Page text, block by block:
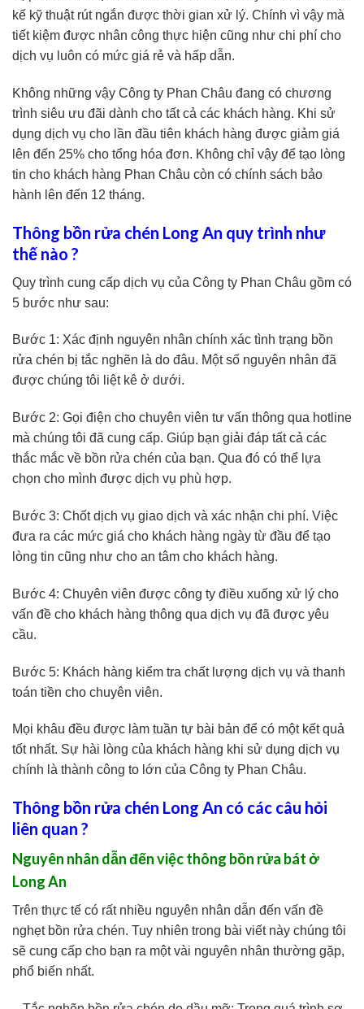
kế kỹ thuật rút ngắn được thời gian xử lý. Chính vì vậy mà
tiết kiệm được nhân công thực hiện cũng như chi phí cho
dịch vụ luôn có mức giá rẻ và hấp dẫn.
Không những vậy Công ty Phan Châu đang có chương
trình siêu ưu đãi dành cho tất cả các khách hàng. Khi sử
dụng dịch vụ cho lần đầu tiên khách hàng được giảm giá
lên đến 25% cho tổng hóa đơn. Không chỉ vậy để tạo lòng
tin cho khách hàng Phan Châu còn có chính sách bảo
hành lên đến 12 tháng.
Thông bồn rửa chén Long An quy trình như
thế nào ?
Quy trình cung cấp dịch vụ của Công ty Phan Châu gồm có
5 bước như sau:
Bước 1: Xác định nguyên nhân chính xác tình trạng bồn
rửa chén bị tắc nghẽn là do đâu. Một số nguyên nhân đã
được chúng tôi liệt kê ở dưới.
Bước 2: Gọi điện cho chuyên viên tư vấn thông qua hotline
mà chúng tôi đã cung cấp. Giúp bạn giải đáp tất cả các
thắc mắc về bồn rửa chén của bạn. Qua đó có thể lựa
chọn cho mình được dịch vụ phù hợp.
Bước 3: Chốt dịch vụ giao dịch và xác nhận chi phí. Việc
đưa ra các mức giá cho khách hàng ngày từ đầu để tạo
lòng tin cũng như cho an tâm cho khách hàng.
Bước 4: Chuyên viên được công ty điều xuống xử lý cho
vấn đề cho khách hàng thông qua dịch vụ đã được yêu
cầu.
Bước 5: Khách hàng kiểm tra chất lượng dịch vụ và thanh
toán tiền cho chuyên viên.
Mọi khâu đều được làm tuần tự bài bản để có một kết quả
tốt nhất. Sự hài lòng của khách hàng khi sử dụng dịch vụ
chính là thành công to lớn của Công ty Phan Châu.
Thông bồn rửa chén Long An có các câu hỏi
liên quan ?
Nguyên nhân dẫn đến việc thông bồn rửa bát ở
Long An
Trên thực tế có rất nhiều nguyên nhân dẫn đến vấn đề
nghẹt bồn rửa chén. Tuy nhiên trong bài viết này chúng tôi
sẽ cung cấp cho bạn ra một vài nguyên nhân thường gặp,
phổ biến nhất.